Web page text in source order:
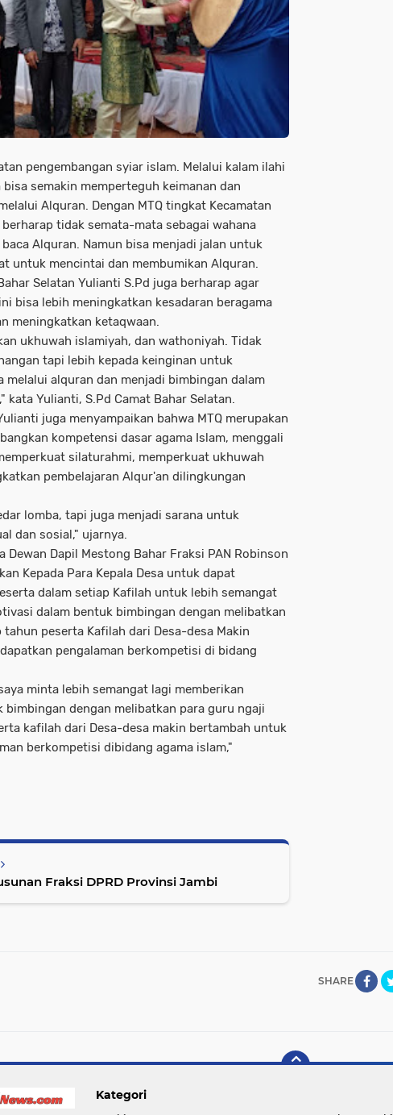
pengembangan syiar islam. Melalui kalam ilahi
semakin memperteguh keimanan dan
Alquran. Dengan MTQ tingkat Kecamatan
tidak semata-mata sebagai wahana
Alquran. Namun bisa menjadi jalan untuk
untuk mencintai dan membumikan Alquran.
Selatan Yulianti S.Pd juga berharap agar
bisa lebih meningkatkan kesadaran beragama
meningkatkan ketaqwaan.
ukhuwah islamiyah, dan wathoniyah. Tidak
tapi lebih kepada keinginan untuk
melalui alquran dan menjadi bimbingan dalam
kata Yulianti, S.Pd Camat Bahar Selatan.
juga menyampaikan bahwa MTQ merupakan
kompetensi dasar agama Islam, menggali
silaturahmi, memperkuat ukhuwah
pembelajaran Alqur'an dilingkungan
lomba, tapi juga menjadi sarana untuk
dan sosial," ujarnya.
Dewan Dapil Mestong Bahar Fraksi PAN Robinson
Kepada Para Kepala Desa untuk dapat
dalam setiap Kafilah untuk lebih semangat
dalam bentuk bimbingan dengan melibatkan
peserta Kafilah dari Desa-desa Makin
pengalaman berkompetisi di bidang
minta lebih semangat lagi memberikan
bimbingan dengan melibatkan para guru ngaji
kafilah dari Desa-desa makin bertambah untuk
berkompetisi dibidang agama islam,"
Fraksi DPRD Provinsi Jambi
SHARE
Kategori